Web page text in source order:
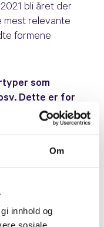
Om
innhold og
sosiale
bli året der
relevante
formene
som
Dette er for
et geografisk
"BlogPosting" og
på et tema.
ansatte og
særlig viktig i